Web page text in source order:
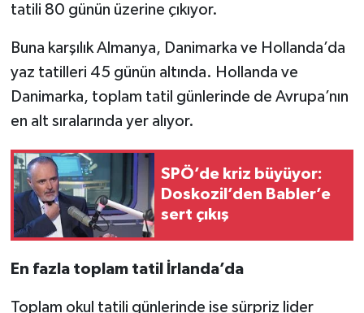
tatili 80 günün üzerine çıkıyor.
Buna karşılık Almanya, Danimarka ve Hollanda’da
yaz tatilleri 45 günün altında. Hollanda ve
Danimarka, toplam tatil günlerinde de Avrupa’nın
en alt sıralarında yer alıyor.
SPÖ’de kriz büyüyor:
Doskozil’den Babler’e
sert çıkış
En fazla toplam tatil İrlanda’da
Toplam okul tatili günlerinde ise sürpriz lider